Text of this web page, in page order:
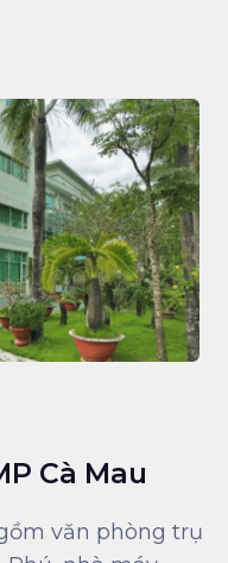
Cà Mau
văn phòng trụ